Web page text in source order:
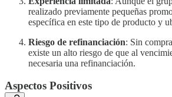
realizado previamente pequeñas
específica en este tipo de producto y
Riesgo de refinanciación: Sin
existe un alto riesgo de que al
necesaria una refinanciación.
Aspectos Positivos